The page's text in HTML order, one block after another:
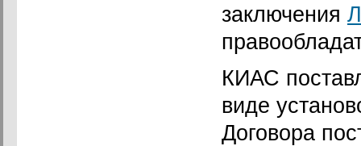
заключения
КИАС
виде
Договора